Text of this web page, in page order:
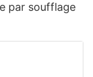
par soufflage